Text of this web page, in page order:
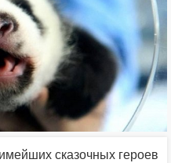
сказочных героев